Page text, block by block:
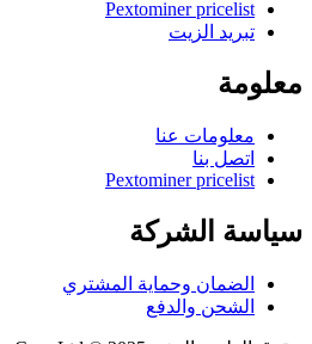
Pextominer pricelist
تبريد الزيت
معلومة
معلومات عنا
اتصل بنا
Pextominer pricelist
سياسة الشركة
الضمان وحماية المشتري
الشحن والدفع